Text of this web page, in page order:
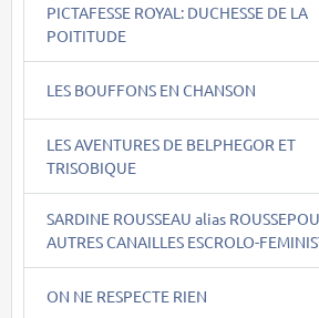
PICTAFESSE ROYAL: DUCHESSE DE LA
POITITUDE
LES BOUFFONS EN CHANSON
LES AVENTURES DE BELPHEGOR ET
TRISOBIQUE
SARDINE ROUSSEAU alias
AUTRES CANAILLES ESCROLO-
ON NE RESPECTE RIEN